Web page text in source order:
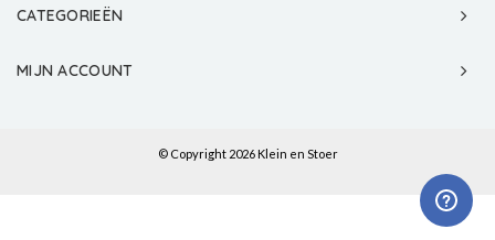
CATEGORIEËN
MIJN ACCOUNT
© Copyright 2026 Klein en Stoer